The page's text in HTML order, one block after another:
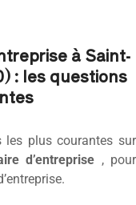
les plus courantes sur
d’entreprise , pour
à Saint-
: les questions